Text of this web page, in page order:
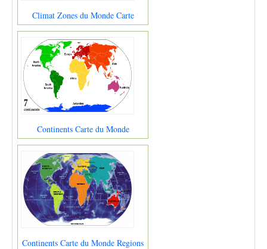
Climat Zones du Monde Carte
Continents Carte du Monde
Continents Carte du Monde Regions